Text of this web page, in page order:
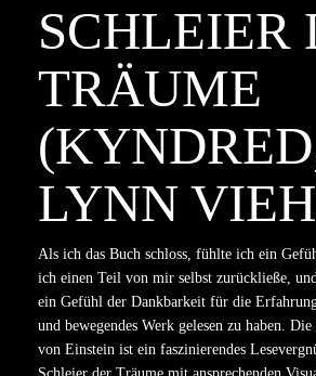
SCHLEIER
TRÄUME
LYNN
Als ich das Buch schloss, fühlte ich ein
ich einen Teil von mir selbst zurückließe,
ein Gefühl der Dankbarkeit für die
und bewegendes Werk gelesen zu haben.
von Einstein ist ein faszinierendes